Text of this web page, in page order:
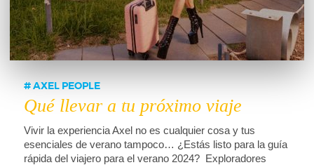
AXEL PEOPLE
Qué llevar a tu próximo viaje
Vivir la experiencia Axel no es cualquier cosa y tus
esenciales de verano tampoco… ¿Estás listo para la guía
rápida del viajero para el verano 2024? Exploradores